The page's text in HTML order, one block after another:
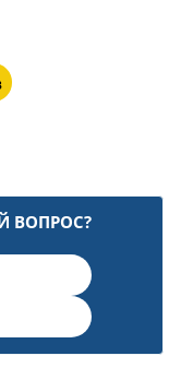
ВОПРОС?